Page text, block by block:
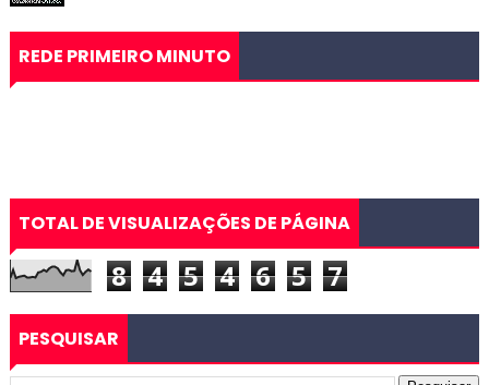
REDE PRIMEIRO MINUTO
TOTAL DE VISUALIZAÇÕES DE PÁGINA
8 4 5 4 6 5 7
PESQUISAR